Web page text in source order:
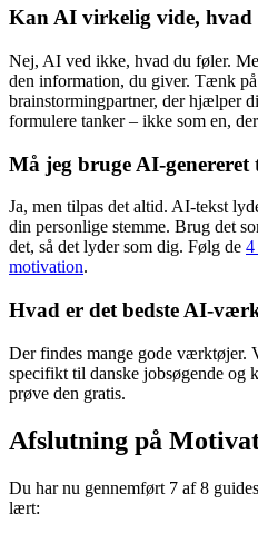
Kan AI virkelig vide, hvad
Nej, AI ved ikke, hvad du føler.
den information, du giver. Tænk på
brainstormingpartner, der hjælper
formulere tanker – ikke som en,
Må jeg bruge AI-genereret
Ja, men tilpas det altid. AI-tekst
din personlige stemme. Brug det
det, så det lyder som dig. Følg de 4
motivation.
Hvad er det bedste AI-
Der findes mange gode værktøjer.
specifikt til danske jobsøgende og
prøve den gratis.
Afslutning på
Du har nu gennemført 7 af 8
lært: